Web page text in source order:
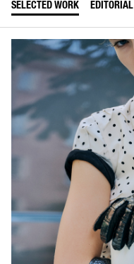
SELECTED WORK EDITORIAL